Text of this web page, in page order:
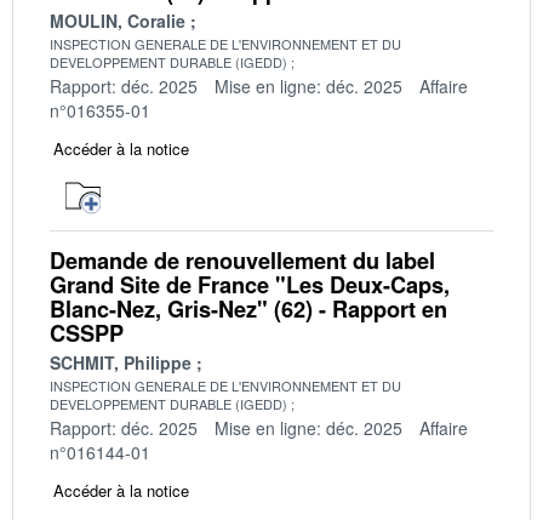
MOULIN, Coralie
INSPECTION GENERALE DE L'ENVIRONNEMENT ET DU
DEVELOPPEMENT DURABLE (IGEDD)
Rapport: déc. 2025 Mise en ligne: déc. 2025
Affaire
n°016355-01
Accéder à la notice
Demande de renouvellement du label
Grand Site de France "Les Deux-Caps,
Blanc-Nez, Gris-Nez" (62) - Rapport en
CSSPP
SCHMIT, Philippe
INSPECTION GENERALE DE L'ENVIRONNEMENT ET DU
DEVELOPPEMENT DURABLE (IGEDD)
Rapport: déc. 2025 Mise en ligne: déc. 2025
Affaire
n°016144-01
Accéder à la notice